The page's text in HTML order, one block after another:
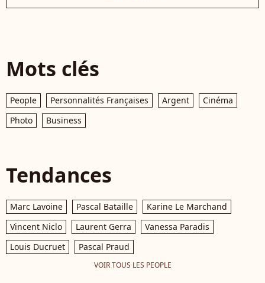
Mots clés
People Personnalités Françaises Argent
Cinéma
Photo
Business
Tendances
Marc Lavoine Pascal Bataille
Karine Le Marchand
Vincent Niclo
Laurent Gerra
Vanessa Paradis
Louis Ducruet
Pascal Praud
VOIR TOUS LES PEOPLE